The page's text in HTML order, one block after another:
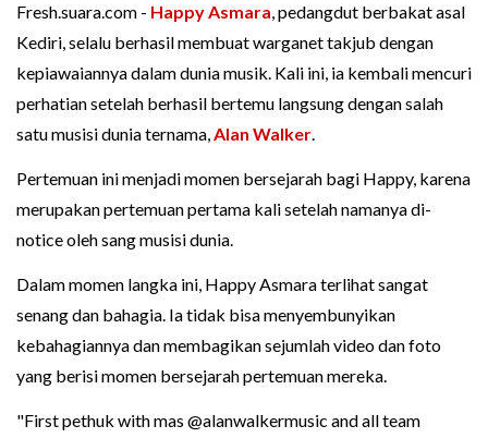
Fresh.suara.com - Happy Asmara, pedangdut berbakat asal
Kediri, selalu berhasil membuat warganet takjub dengan
kepiawaiannya dalam dunia musik. Kali ini, ia kembali mencuri
perhatian setelah berhasil bertemu langsung dengan salah
satu musisi dunia ternama,Alan Walker.
Pertemuan ini menjadi momen bersejarah bagi Happy, karena
merupakan pertemuan pertama kali setelah namanya di-
notice oleh sang musisi dunia.
Dalam momen langka ini, Happy Asmara terlihat sangat
senang dan bahagia. Ia tidak bisa menyembunyikan
kebahagiannya dan membagikan sejumlah video dan foto
yang berisi momen bersejarah pertemuan mereka.
"First pethuk with mas @alanwalkermusic and all team